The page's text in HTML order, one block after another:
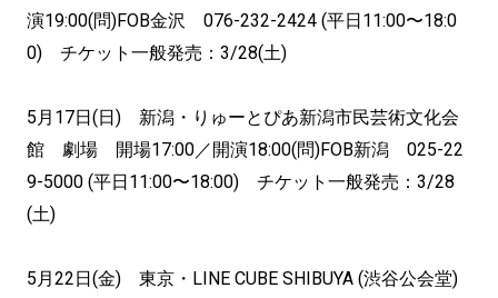
演19:00(問)FOB金沢 076-232-2424 (平日11:00〜18:0
0) チケット一般発売：3/28(土)
5月17日(日) 新潟・りゅーとぴあ新潟市民芸術文化会
館 劇場 開場17:00／開演18:00(問)FOB新潟 025-22
9-5000 (平日11:00〜18:00) チケット一般発売：3/28
(土)
5月22日(金) 東京・LINE CUBE SHIBUYA (渋谷公会堂)